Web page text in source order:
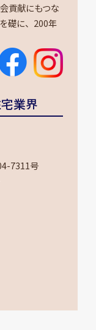
貢献にもつな
礎に、200年
業界
7311号